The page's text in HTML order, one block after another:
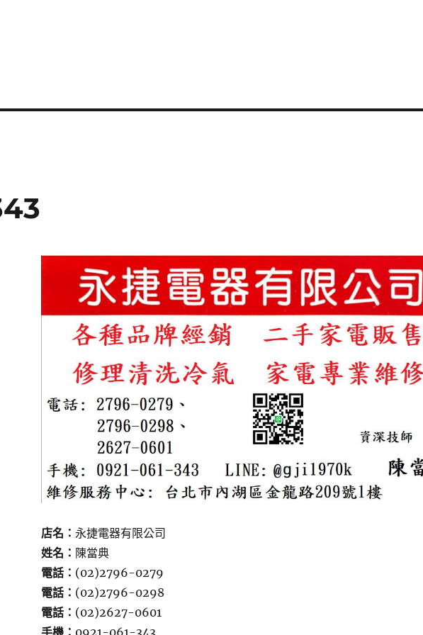
店名： 永捷電器有限公司
姓名： 陳當典
電話： (02)2796-0279
電話： (02)2796-0298
電話： (02)2627-0601